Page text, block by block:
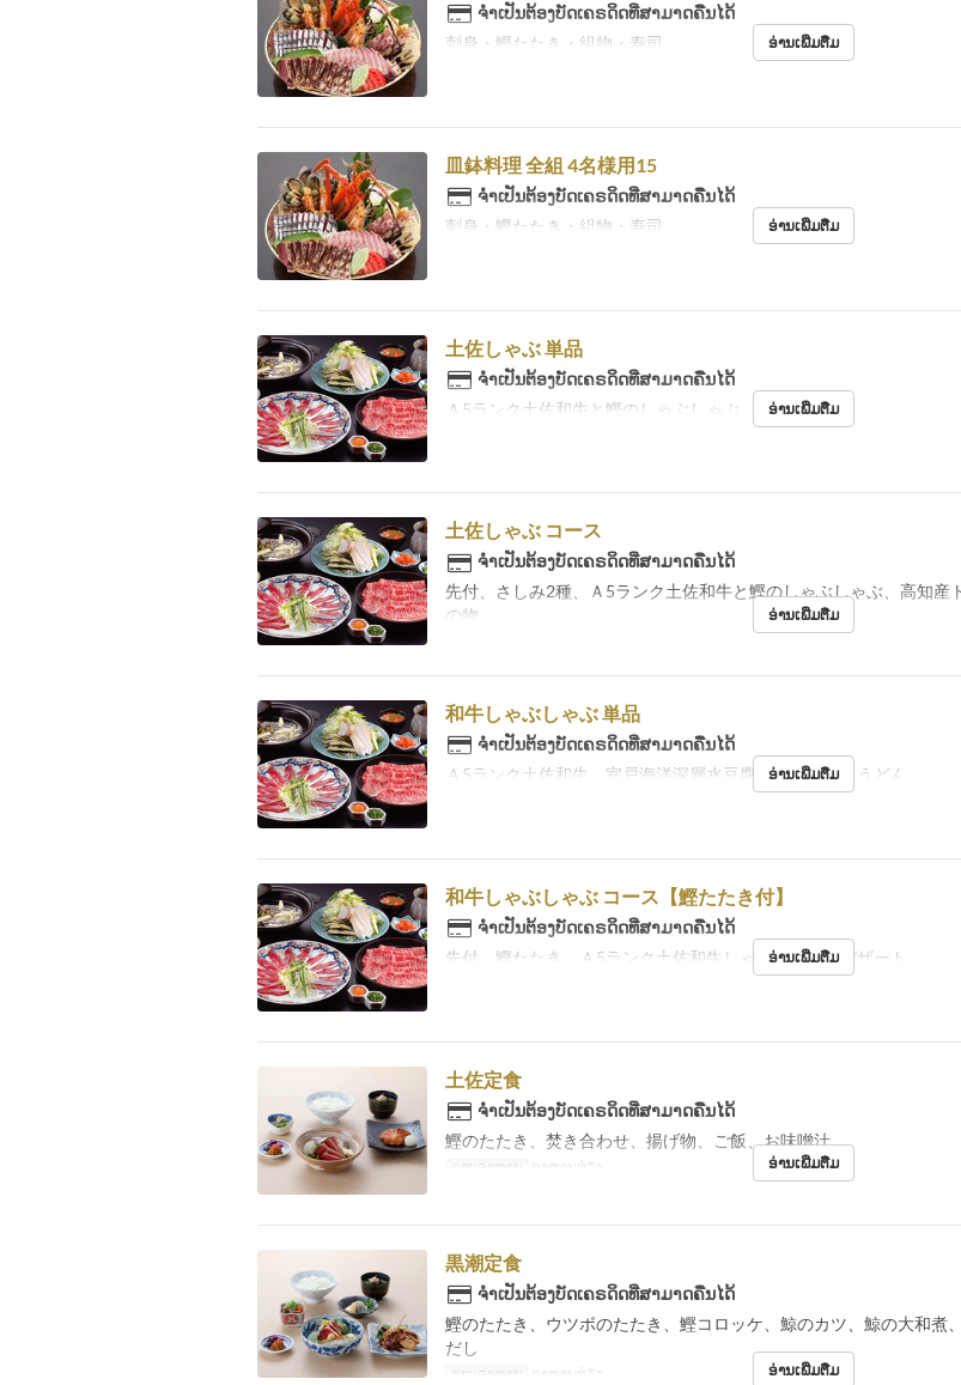
ຈຳເປັນຕ້ອງບັດເຄຣດິດທີ່ສາມາດຄືນໄດ້
刺身・鰹たたき・組物・寿司
ອ່ານເພີ່ມຕື່ມ
皿鉢料理 全組 4名様用15
ຈຳເປັນຕ້ອງບັດເຄຣດິດທີ່ສາມາດຄືນໄດ້
刺身・鰹たたき・組物・寿司
ອ່ານເພີ່ມຕື່ມ
土佐しゃぶ 単品
ຈຳເປັນຕ້ອງບັດເຄຣດິດທີ່ສາມາດຄືນໄດ້
Ａ5ランク土佐和牛と鰹のしゃぶしゃぶ
ອ່ານເພີ່ມຕື່ມ
土佐しゃぶ コース
ຈຳເປັນຕ້ອງບັດເຄຣດິດທີ່ສາມາດຄືນໄດ້
先付、さしみ2種、Ａ5ランク土佐和牛と鰹のしゃぶしゃぶ、高知産
の物
ອ່ານເພີ່ມຕື່ມ
和牛しゃぶしゃぶ 単品
ຈຳເປັນຕ້ອງບັດເຄຣດິດທີ່ສາມາດຄືນໄດ້
Ａ5ランク土佐和牛、室戸海洋深層水豆腐、季節野菜、うどん
ອ່ານເພີ່ມຕື່ມ
和牛しゃぶしゃぶ コース【鰹たたき付】
ຈຳເປັນຕ້ອງບັດເຄຣດິດທີ່ສາມາດຄືນໄດ້
先付、鰹たたき、Ａ5ランク土佐和牛しゃぶしゃぶ、デザート
ອ່ານເພີ່ມຕື່ມ
土佐定食
ຈຳເປັນຕ້ອງບັດເຄຣດິດທີ່ສາມາດຄືນໄດ້
鰹のたたき、焚き合わせ、揚げ物、ご飯、お味噌汁
ຄາບອາຫານ ອາຫານທ່ຽງ ອ່ານເພີ່ມຕື່ມ
黒潮定食
ຈຳເປັນຕ້ອງບັດເຄຣດິດທີ່ສາມາດຄືນໄດ້
鰹のたたき、ウツボのたたき、鰹コロッケ、鯨のカツ、鯨の大和煮
だし
ຄາບອາຫານ ອາຫານທ່ຽງ ອ່ານເພີ່ມຕື່ມ